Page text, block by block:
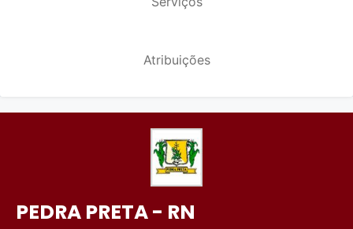
Atribuições
PEDRA PRETA - RN